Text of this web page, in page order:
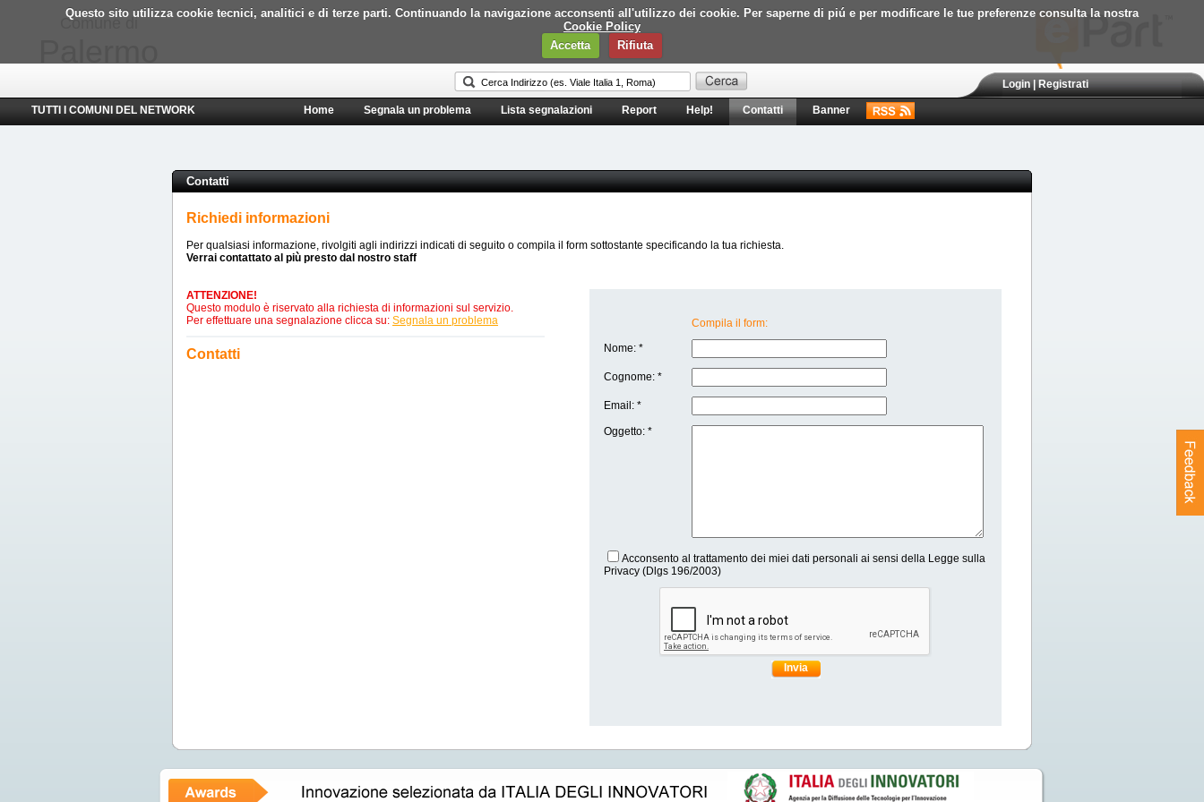
Questo sito utilizza cookie tecnici, analitici e di terze parti. Continuando la navigazione acconsenti all'utilizzo dei cookie. Per saperne di piú e per modificare le tue preferenze consulta la nostra
Cookie Policy
Accetta
Rifiuta
Comune di
Login|Registrati
TUTTI I COMUNI DEL NETWORK Home Segnala un problema Lista segnalazioni Report Help! Contatti Banner
Contatti
Richiedi informazioni
Per qualsiasi informazione, rivolgiti agli indirizzi indicati di seguito o compila il form sottostante specificando la tua richiesta.
Verrai contattato al più presto dal nostro staff
ATTENZIONE!
Questo modulo è riservato alla richiesta di informazioni sul servizio.
Per effettuare una segnalazione clicca su: Segnala un problema
Contatti
Compila il form:
Nome: *
Cognome: *
Email: *
Oggetto: *
Acconsento al trattamento dei miei dati personali ai sensi della Legge sulla
Privacy (Dlgs 196/2003)
Invia